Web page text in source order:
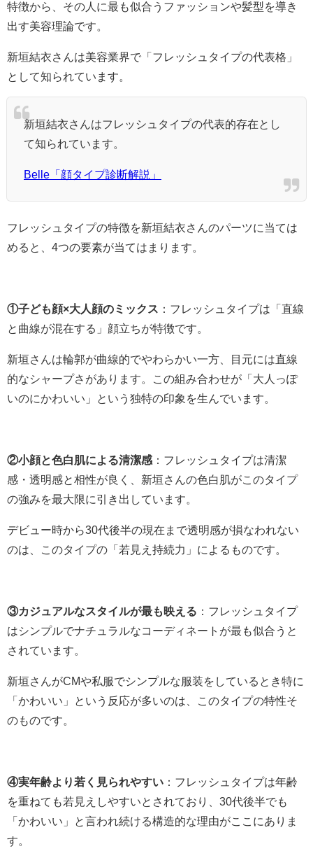
特徴から、その人に最も似合うファッションや髪型を導き
出す美容理論です。
新垣結衣さんは美容業界で「フレッシュタイプの代表格」
として知られています。
新垣結衣さんはフレッシュタイプの代表的存在とし
て知られています。
Belle「顔タイプ診断解説」
フレッシュタイプの特徴を新垣結衣さんのパーツに当ては
めると、4つの要素が当てはまります。
①子ども顔×大人顔のミックス ：フレッシュタイプは「直線
と曲線が混在する」顔立ちが特徴です。
新垣さんは輪郭が曲線的でやわらかい一方、目元には直線
的なシャープさがあります。この組み合わせが「大人っぽ
いのにかわいい」という独特の印象を生んでいます。
②小顔と色白肌による清潔感 ：フレッシュタイプは清潔
感・透明感と相性が良く、新垣さんの色白肌がこのタイプ
の強みを最大限に引き出しています。
デビュー時から30代後半の現在まで透明感が損なわれない
のは、このタイプの「若見え持続力」によるものです。
③カジュアルなスタイルが最も映える ：フレッシュタイプ
はシンプルでナチュラルなコーディネートが最も似合うと
されています。
新垣さんがCMや私服でシンプルな服装をしているとき特に
「かわいい」という反応が多いのは、このタイプの特性そ
のものです。
④実年齢より若く見られやすい ：フレッシュタイプは年齢
を重ねても若見えしやすいとされており、30代後半でも
「かわいい」と言われ続ける構造的な理由がここにありま
す。